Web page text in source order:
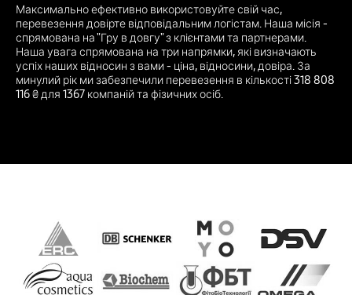
Максимально ефективно використовуйте свій час,
перевезення довірте відповідальним логістам. Наша місія -
спрямована на "Гру в довгу" з клієнтами та партнерами.
Наша увага спрямована на три напрямки, які визначають
успіх наших відносин з вами - ціна, відносини, довіра. За
минулий рік ми забезпечили перевезення в кількості 318 808
116 ₴ для 1367 компаній та фізичних осіб.